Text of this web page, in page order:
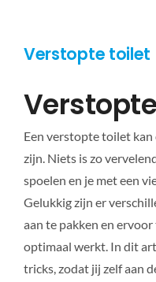
Verstopte toilet
Een verstopte toilet
zijn. Niets is zo
spoelen en je met een
Gelukkig zijn er
aan te pakken en
optimaal werkt. In dit
tricks, zodat jij zelf aan